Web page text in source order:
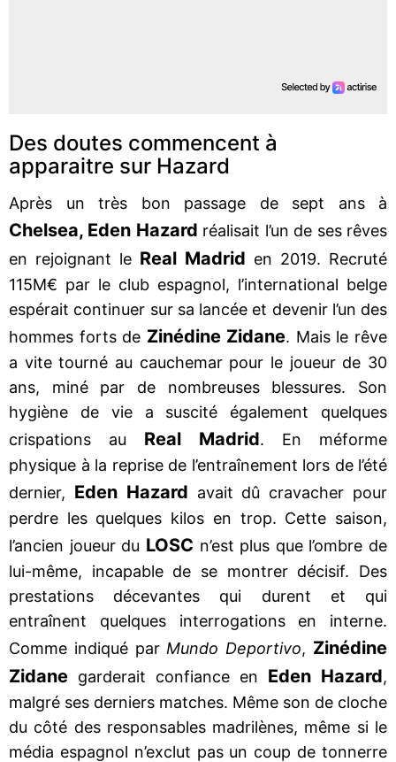
Des doutes commencent à
apparaitre sur Hazard
Après un très bon passage de sept ans à
Chelsea, Eden Hazard réalisait l’un de ses rêves
en rejoignant le Real Madrid en 2019. Recruté
115M€ par le club espagnol, l’international belge
espérait continuer sur sa lancée et devenir l’un des
hommes forts de Zinédine Zidane. Mais le rêve
a vite tourné au cauchemar pour le joueur de 30
ans, miné par de nombreuses blessures. Son
hygiène de vie a suscité également quelques
crispations au
Real Madrid. En méforme
physique à la reprise de l’entraînement lors de l’été
dernier, Eden Hazard avait dû cravacher pour
perdre les quelques kilos en trop. Cette saison,
l’ancien joueur du LOSC n’est plus que l’ombre de
lui-même, incapable de se montrer décisif. Des
prestations décevantes qui durent et qui
entraînent quelques interrogations en interne.
Comme indiqué par Mundo Deportivo, Zinédine
Zidane garderait confiance en Eden Hazard,
malgré ses derniers matches. Même son de cloche
du côté des responsables madrilènes, même si le
média espagnol n’exclut pas un coup de tonnerre